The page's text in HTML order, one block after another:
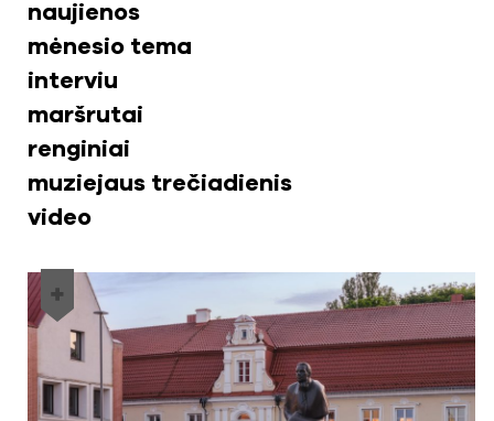
naujienos
mėnesio tema
interviu
maršrutai
renginiai
muziejaus trečiadienis
video